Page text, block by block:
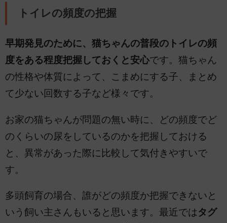
トイレの頻度の把握
早期発見のために、猫ちゃんの普段のトイレの頻
度をある程度把握しておくと安心です。猫ちゃん
の性格や体質によって、こまめにする子、まとめ
て少ない回数する子など様々です。
お家の猫ちゃんが問題の無い時に、どの頻度でど
のくらいの尿をしているのかを把握しておける
と、異常があった際に比較して気付きやすいで
す。
多頭飼育の場合、誰がどの頻度か把握できないと
いう飼い主さんもいると思います。最近ではタグ